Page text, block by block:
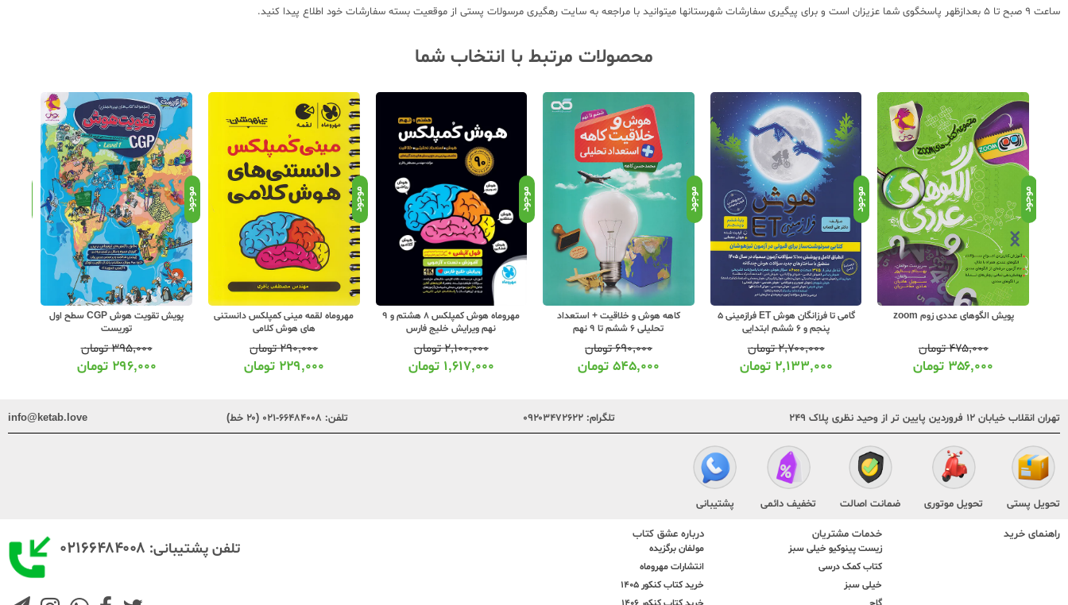
ساعت 9 صبح تا 5 بعدازظهر پاسخگوی شما عزیزان است و برای پیگیری سفارشات شهرستانها میتوانید با مراجعه به سایت رهگیری مرسولات پستی از موقعیت بسته سفارشات خود اطلاع پیدا کنید.
محصولات مرتبط با انتخاب شما
موجود
پویش الگوهای عددی زوم zoom
۴۷۵,۰۰۰تومان
۳۵۶,۰۰۰ تومان
موجود
گامی تا فرزانگان هوش ET فرازمینی 5
پنجم و 6 ششم ابتدایی
۲,۷۰۰,۰۰۰تومان
۲,۱۳۳,۰۰۰ تومان
موجود
کاهه هوش و خلاقیت + استعداد
تحلیلی 6 ششم تا 9 نهم
۶۹۰,۰۰۰تومان
۵۴۵,۰۰۰ تومان
موجود
مهروماه هوش کمپلکس 8 هشتم و 9
نهم ویرایش خلیج فارس
۲,۱۰۰,۰۰۰تومان
۱,۶۱۷,۰۰۰ تومان
موجود
مهروماه لقمه مینی کمپلکس دانستنی
های هوش کلامی
۲۹۰,۰۰۰تومان
۲۲۹,۰۰۰ تومان
موجود
پویش تقویت هوش CGP سطح اول
توریست
۳۹۵,۰۰۰تومان
۲۹۶,۰۰۰ تومان
تهران انقلاب خیابان ۱۲ فروردین پایین تر از وحید نظری پلاک ۲۴۹ تلگرام: ۰۹۲۰۳۴۷۲۶۲۲ تلفن: ۶۶۴۸۴۰۰۸-۰۲۱ (۲۰ خط) info@ketab.love
تحویل پستی تحویل موتوری ضمانت اصالت تخفیف دائمی پشتیبانی
راهنمای خرید خدمات مشتریان
زیست پینوکیو خیلی سبز
کتاب کمک درسی
خیلی سبز
درباره عشق کتاب
مولفان برگزیده
انتشارات مهروماه
خرید کتاب کنکور 1405
تلفن پشتیبانی: ۰۲۱۶۶۴۸۴۰۰۸